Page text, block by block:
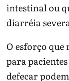
intestinal ou
diarréia
O esforço que
para
defecar